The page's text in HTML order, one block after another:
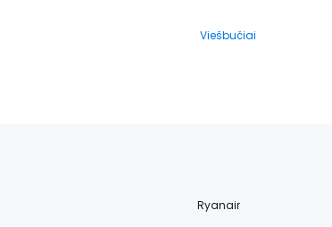
Viešbučiai
Ryanair